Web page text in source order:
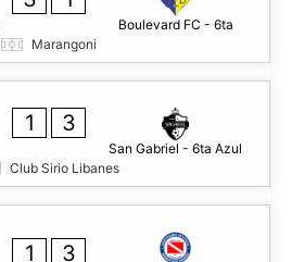
Boulevard FC - 6ta
Marangoni
1 3
San Gabriel - 6ta Azul
Club Sirio Libanes
1 3